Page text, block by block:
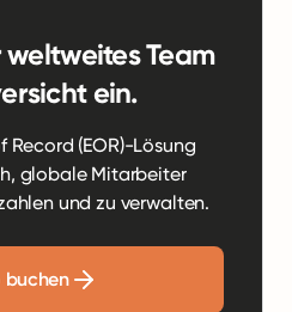
weltweites Team
ein.
Record (EOR)-Lösung
globale Mitarbeiter
und zu verwalten.
buchen